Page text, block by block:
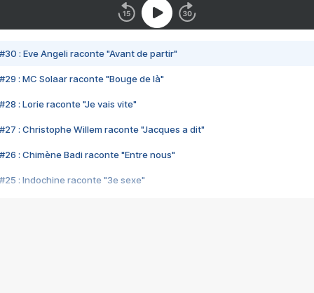
#30 : Eve Angeli raconte "Avant de partir"
#29 : MC Solaar raconte "Bouge de là"
#28 : Lorie raconte "Je vais vite"
#27 : Christophe Willem raconte "Jacques a dit"
#26 : Chimène Badi raconte "Entre nous"
#25 : Indochine raconte "3e sexe"